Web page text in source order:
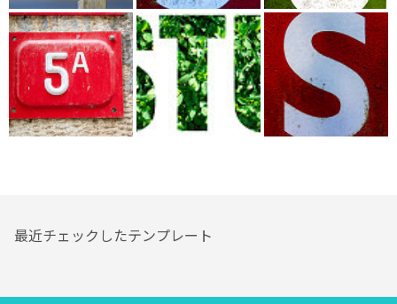
最近チェックしたテンプレート